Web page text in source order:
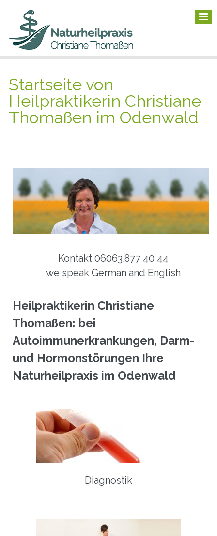
Startseite von
Heilpraktikerin Christiane
Thomaßen im Odenwald
Kontakt 06063.877 40 44
we speak German and English
Heilpraktikerin Christiane
Thomaßen: bei
Autoimmunerkrankungen, Darm-
und Hormonstörungen Ihre
Naturheilpraxis im Odenwald
Diagnostik